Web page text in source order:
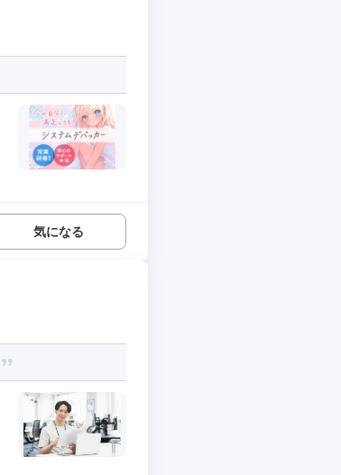
気になる